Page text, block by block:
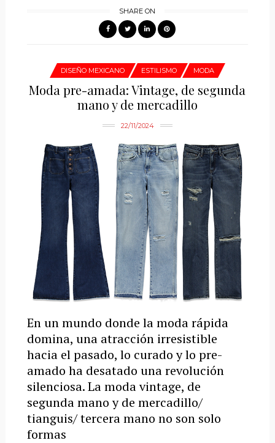
SHARE ON
DISEÑO MEXICANO ESTILISMO MODA
Moda pre-amada: Vintage, de segunda
mano y de mercadillo
22/11/2024
En un mundo donde la moda rápida
domina, una atracción irresistible
hacia el pasado, lo curado y lo pre-
amado ha desatado una revolución
silenciosa. La moda vintage, de
segunda mano y de mercadillo/
tianguis/ tercera mano no son solo
formas